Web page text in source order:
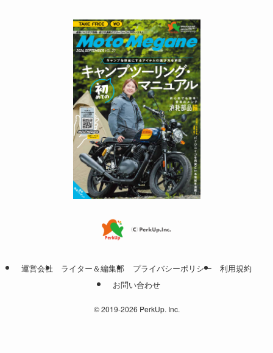
運営会社 ライター＆編集部 プライバシーポリシー
利用規約
お問い合わせ
©2019-2026 PerkUp. Inc.